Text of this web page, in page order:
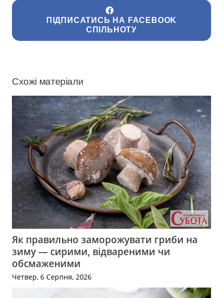
ПІДПИСАТИСЬ НА FACEBOOK
СПІЛЬНОТУ
Схожі матеріали
Як правильно заморожувати гриби на
зиму — сирими, відвареними чи
обсмаженими
Четвер, 6 Серпня, 2026